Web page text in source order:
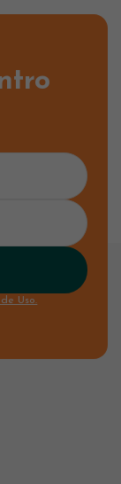
Uso.